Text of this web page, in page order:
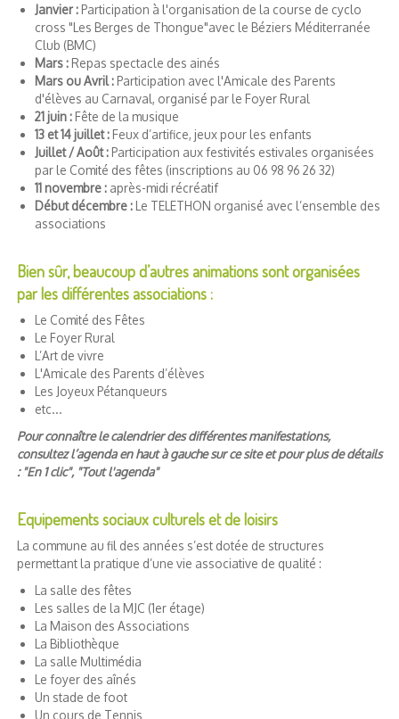
Janvier :Participation à l'organisation de la course de cyclo
cross "Les Berges de Thongue"avec le Béziers Méditerranée
Club (BMC)
Mars :Repas spectacle des ainés
Mars ou Avril :Participation avec l'Amicale des Parents
d'élèves au Carnaval, organisé par le Foyer Rural
21 juin :Fête de la musique
13 et 14 juillet :Feux d’artifice, jeux pour les enfants
Juillet / Août :Participation aux festivités estivales organisées
par le Comité des fêtes (inscriptions au 06 98 96 26 32)
11 novembre :après-midi récréatif
Début décembre :Le TELETHON organisé avec l’ensemble des
associations
Bien sûr, beaucoup d’autres animations sont organisées
par les différentes associations :
Le Comité des Fêtes
Le Foyer Rural
L’Art de vivre
L'Amicale des Parents d’élèves
Les Joyeux Pétanqueurs
etc...
Pour connaître le calendrier des différentes manifestations,
consultez l’agenda en haut à gauche sur ce site et pour plus de détails
: "En 1 clic", "Tout l'agenda"
Equipements sociaux culturels et de loisirs
La commune au fil des années s’est dotée de structures
permettant la pratique d’une vie associative de qualité :
La salle des fêtes
Les salles de la MJC (1er étage)
La Maison des Associations
La Bibliothèque
La salle Multimédia
Le foyer des aînés
Un stade de foot
Un cours de Tennis